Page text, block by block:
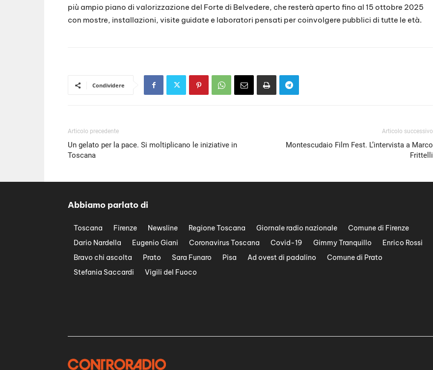
più ampio piano di valorizzazione del Forte di Belvedere, che resterà aperto fino al 15 ottobre 2025
con mostre, installazioni, visite guidate e laboratori pensati per coinvolgere pubblici di tutte le età.
Condividere
Articolo precedente
Un gelato per la pace. Si moltiplicano le iniziative in
Toscana
Articolo successivo
Montescudaio Film Fest. L’intervista a Marco
Frittelli
Abbiamo parlato di
Toscana Firenze Newsline Regione Toscana Giornale radio nazionale
Comune di Firenze
Dario Nardella
Eugenio Giani Coronavirus Toscana Covid-19 Gimmy Tranquillo
Enrico Rossi
Bravo chi ascolta
Prato Sara Funaro Pisa Ad ovest di padalino
Comune di Prato
Stefania Saccardi
Vigili del Fuoco